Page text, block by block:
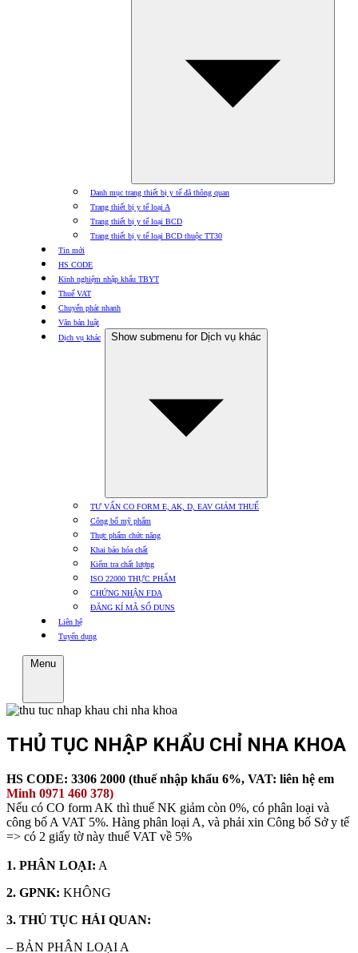
Danh mục trang thiết bị y tế đã thông quan
Trang thiết bị y tế loại A
Trang thiết bị y tế loại BCD
Trang thiết bị y tế loại BCD thuộc TT30
Tin mới
HS CODE
Kinh nghiệm nhập khẩu TBYT
Thuế VAT
Chuyển phát nhanh
Văn bản luật
Dịch vụ khác
Show submenu for Dịch vụ khác
TƯ VẤN CO FORM E, AK, D, EAV GIẢM THUẾ
Công bố mỹ phẩm
Thực phẩm chức năng
Khai báo hóa chất
Kiểm tra chất lượng
ISO 22000 THỰC PHẨM
CHỨNG NHẬN FDA
ĐĂNG KÍ MÃ SỐ DUNS
Liên hệ
Tuyển dụng
Menu
THỦ TỤC NHẬP KHẨU CHỈ NHA KHOA
HS CODE: 3306 2000 (thuế nhập khẩu 6%, VAT: liên hệ em
Minh 0971 460 378)
Nếu có CO form AK thì thuế NK giảm còn 0%, có phân loại và
công bố A VAT 5%. Hàng phân loại A, và phải xin Công bố Sở y tế
=> có 2 giấy tờ này thuế VAT về 5%
1. PHÂN LOẠI: A
2. GPNK: KHÔNG
3. THỦ TỤC HẢI QUAN:
– BẢN PHÂN LOẠI A